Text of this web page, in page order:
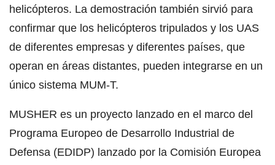
helicópteros. La demostración también sirvió para
confirmar que los helicópteros tripulados y los UAS
de diferentes empresas y diferentes países, que
operan en áreas distantes, pueden integrarse en un
único sistema MUM-T.
MUSHER es un proyecto lanzado en el marco del
Programa Europeo de Desarrollo Industrial de
Defensa (EDIDP) lanzado por la Comisión Europea